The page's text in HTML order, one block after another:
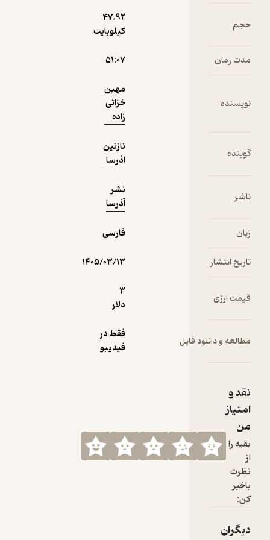
حجم
47.۹۲
کیلوبایت
مدت زمان ۵۱:۰۷
نویسنده
مهین
خزائی
گوینده
نازنین
آذرسا
ناشر
آذرسا
فارسی
تاریخ انتشار ۱۴۰۵/۰۳/۱۳
قیمت ارزی
مطالعه و دانلود فایل
فقط در
فیدیبو
نقد و
امتیاز
بقیه را
نظرت
باخبر
دیگران
نمونه